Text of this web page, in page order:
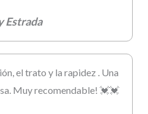
Estrada
el trato y la rapidez . Una
Muy recomendable! 💓💓